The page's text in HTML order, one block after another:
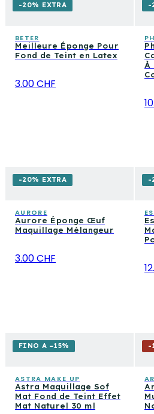
-20% EXTRA
BETER
Meilleure Éponge Pour
Fond de Teint en Latex
3.00 CHF
-
À
-20% EXTRA
AURORE
Aurore Éponge Œuf
Maquillage Mélangeur
3.00 CHF
-
FINO A −15%
ASTRA MAKE UP
Astra Maquillage Sof
Mat Fond de Teint Effet
Mat Naturel 30 ml
-